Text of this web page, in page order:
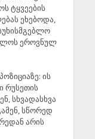
ტყვეების
ეხებოდა,
ეროვნულ
ის
რუსეთის
სხვადასხვა
სწორედ
არის